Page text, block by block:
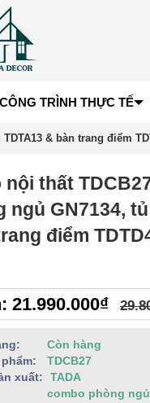
CÔNG TRÌNH THỰC TẾ
& bàn trang điểm
nội thất
ngủ GN7134, tủ
điểm
21.990.000₫
Còn hàng
TDCB27
xuất:
TADA
combo phòng ngủ